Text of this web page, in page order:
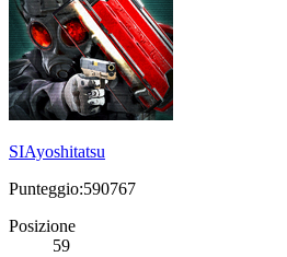
SIAyoshitatsu
Punteggio:590767
Posizione
59